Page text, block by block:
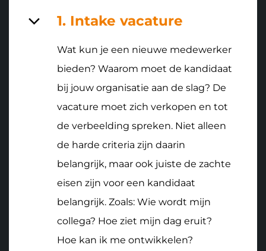
1. Intake vacature
Wat kun je een nieuwe medewerker
bieden? Waarom moet de kandidaat
bij jouw organisatie aan de slag? De
vacature moet zich verkopen en tot
de verbeelding spreken. Niet alleen
de harde criteria zijn daarin
belangrijk, maar ook juiste de zachte
eisen zijn voor een kandidaat
belangrijk. Zoals: Wie wordt mijn
collega? Hoe ziet mijn dag eruit?
Hoe kan ik me ontwikkelen?